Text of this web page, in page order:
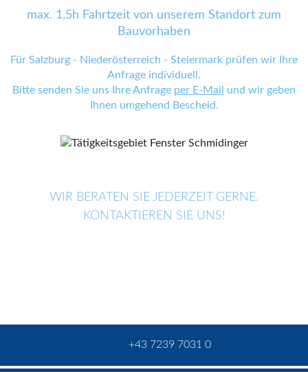
max. 1,5h Fahrtzeit von unserem Standort zum
Bauvorhaben
Für Salzburg - Niederösterreich - Steiermark prüfen wir Ihre
Anfrage individuell.
Bitte senden Sie uns Ihre Anfrage per E-Mail
und wir geben
Ihnen umgehend Bescheid.
WIR BERATEN SIE JEDERZEIT GERNE.
KONTAKTIEREN SIE UNS!
+43 7239 7031 0